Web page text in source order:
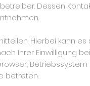
Dessen
Hierbei kann es
Ihrer Einwilligung
betreten.